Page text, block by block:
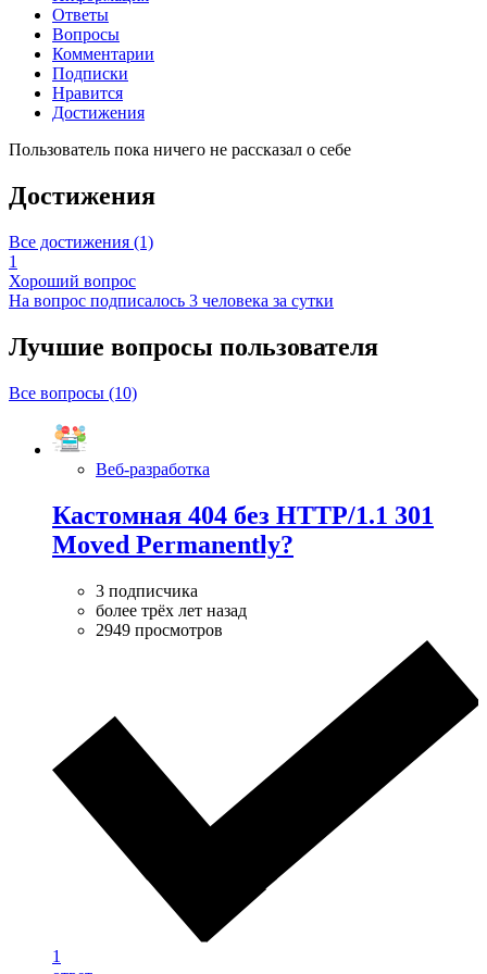
Ответы
Вопросы
Комментарии
Подписки
Нравится
Достижения
Пользователь пока ничего не рассказал о себе
Достижения
Все достижения (1)
1
Хороший вопрос
На вопрос подписалось 3 человека за сутки
Лучшие вопросы пользователя
Все вопросы (10)
Веб-разработка
Кастомная 404 без HTTP/1.1 301
Moved Permanently?
3 подписчика
более трёх лет назад
2949 просмотров
1